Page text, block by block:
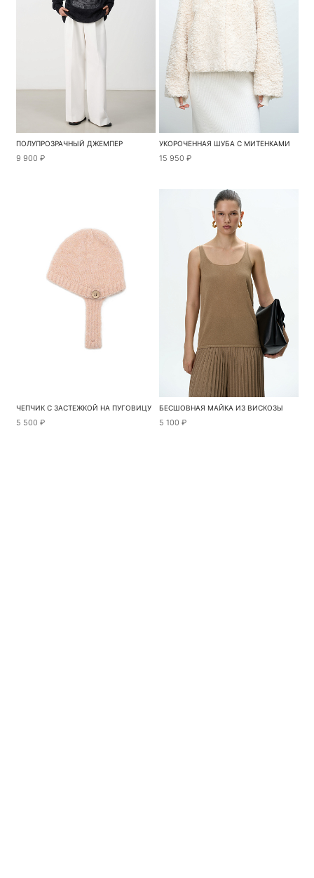
ПОЛУПРОЗРАЧНЫЙ ДЖЕМПЕР
9 900 ₽
УКОРОЧЕННАЯ ШУБА С МИТЕНКАМИ
15 950 ₽
ЧЕПЧИК С ЗАСТЕЖКОЙ НА ПУГОВИЦУ
5 500 ₽
БЕСШОВНАЯ МАЙКА ИЗ ВИСКОЗЫ
5 100 ₽